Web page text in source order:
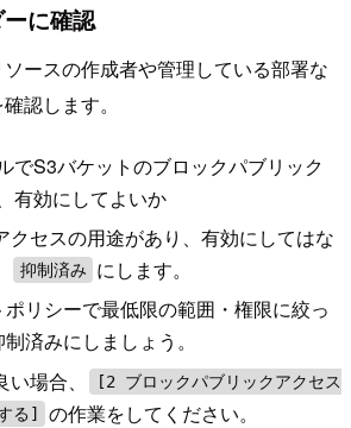
に確認
ースの作成者や管理している部署な
認します。
でS3バケットのブロックパブリック
有効にしてよいか
クセスの用途があり、有効にしてはな
抑制済み
にします。
リシーで最低限の範囲・権限に絞っ
済みにしましょう。
場合、
[2 ブロックパブリックアクセス
る]
の作業をしてください。